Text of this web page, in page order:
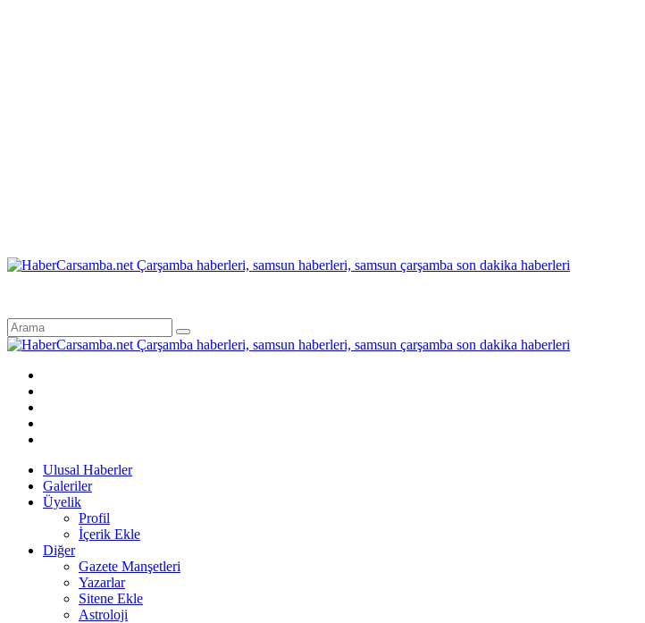
Ulusal Haberler
Galeriler
Üyelik
Profil
İçerik Ekle
Diğer
Gazete Manşetleri
Yazarlar
Sitene Ekle
Astroloji